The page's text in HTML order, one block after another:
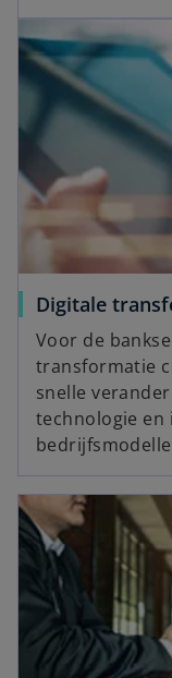
Digitale
Voor de
transformatie
snelle
technologie en